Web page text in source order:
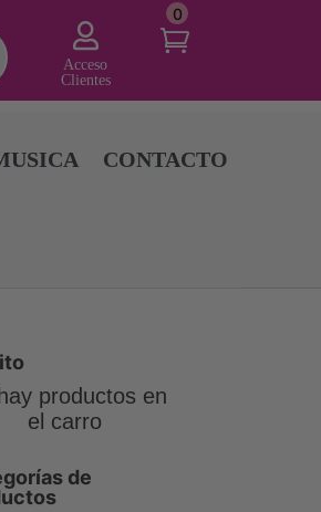

Acceso
Clientes
0
CONTACTO
productos en
el carro
de